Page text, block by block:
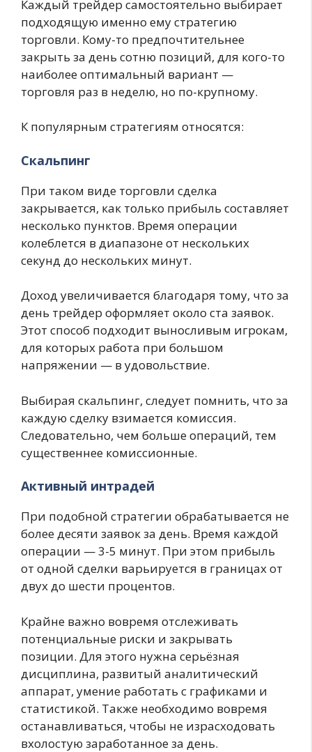
Каждый трейдер самостоятельно выбирает
подходящую именно ему стратегию
торговли. Кому-то предпочтительнее
закрыть за день сотню позиций, для кого-то
наиболее оптимальный вариант —
торговля раз в неделю, но по-крупному.
К популярным стратегиям относятся:
Скальпинг
При таком виде торговли сделка
закрывается, как только прибыль составляет
несколько пунктов. Время операции
колеблется в диапазоне от нескольких
секунд до нескольких минут.
Доход увеличивается благодаря тому, что за
день трейдер оформляет около ста заявок.
Этот способ подходит выносливым игрокам,
для которых работа при большом
напряжении — в удовольствие.
Выбирая скальпинг, следует помнить, что за
каждую сделку взимается комиссия.
Следовательно, чем больше операций, тем
существеннее комиссионные.
Активный интрадей
При подобной стратегии обрабатывается не
более десяти заявок за день. Время каждой
операции — 3-5 минут. При этом прибыль
от одной сделки варьируется в границах от
двух до шести процентов.
Крайне важно вовремя отслеживать
потенциальные риски и закрывать
позиции. Для этого нужна серьёзная
дисциплина, развитый аналитический
аппарат, умение работать с графиками и
статистикой. Также необходимо вовремя
останавливаться, чтобы не израсходовать
вхолостую заработанное за день.